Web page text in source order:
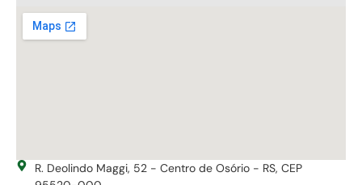
R. Deolindo Maggi, 52 - Centro de Osório - RS, CEP